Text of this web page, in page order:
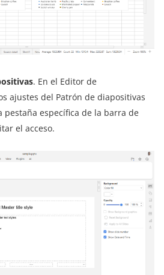
. En el Editor de
ajustes del Patrón de diapositivas
pestaña específica de la barra de
el acceso.